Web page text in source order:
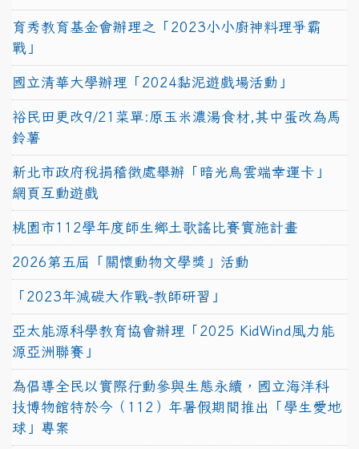
育秀教育基金會辦理之「2023小小廚神料理爭霸
戰」
國立清華大學辦理「2024黏泥遊戲場活動」
裕民田更改9/21菜單:原玉米濃湯食材,其中蛋改為馬
鈴薯
新北市政府稅捐稽徵處舉辦「暗光鳥雲端幸運卡」
網頁互動遊戲
桃園市112學年度師生鄉土歌謠比賽實施計畫
2026第五屆「關懷動物文學獎」活動
「2023年減碳大作戰-教師研習」
亞太能源科學教育協會辦理「2025 KidWind風力能
源亞洲聯賽」
為倡導全民以實際行動參與生態永續，國立海洋科
技博物館特於今（112）年暑假期間推出「學生愛地
球」專案